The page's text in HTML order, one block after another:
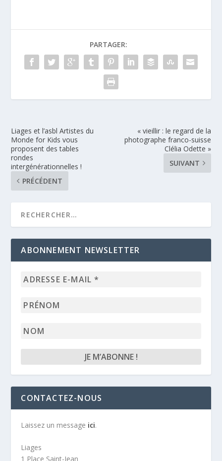
PARTAGER:
Liages et l’asbl Artistes du
Monde for Kids vous
proposent des tables
rondes
intergénérationnelles !
PRÉCÉDENT
« vieillir : le regard de la
photographe franco-suisse
Clélia Odette »
SUIVANT
ABONNEMENT NEWSLETTER
Adresse
*
Prénom
Nom
CONTACTEZ-NOUS
Laissez un message ici.
Liages
1 Place Saint-Jean